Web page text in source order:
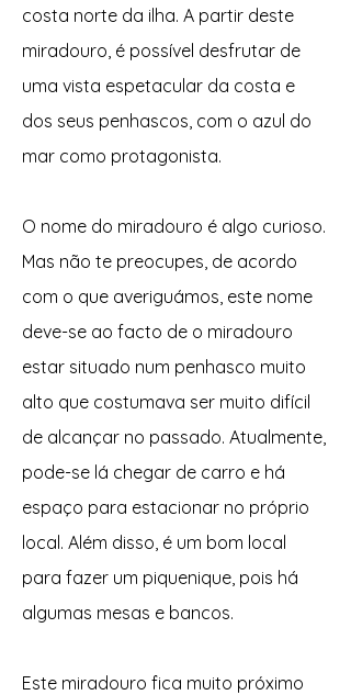
costa norte da ilha. A partir deste
miradouro, é possível desfrutar de
uma vista espetacular da costa e
dos seus penhascos, com o azul do
mar como protagonista.
O nome do miradouro é algo curioso.
Mas não te preocupes, de acordo
com o que averiguámos, este nome
deve-se ao facto de o miradouro
estar situado num penhasco muito
alto que costumava ser muito difícil
de alcançar no passado. Atualmente,
pode-se lá chegar de carro e há
espaço para estacionar no próprio
local. Além disso, é um bom local
para fazer um piquenique, pois há
algumas mesas e bancos.
Este miradouro fica muito próximo